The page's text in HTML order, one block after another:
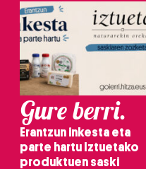
Gure berri.
Erantzun inkesta eta
parte hartu Iztuetako
produktuen saski